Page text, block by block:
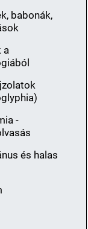
babonák,
a
-
és halas